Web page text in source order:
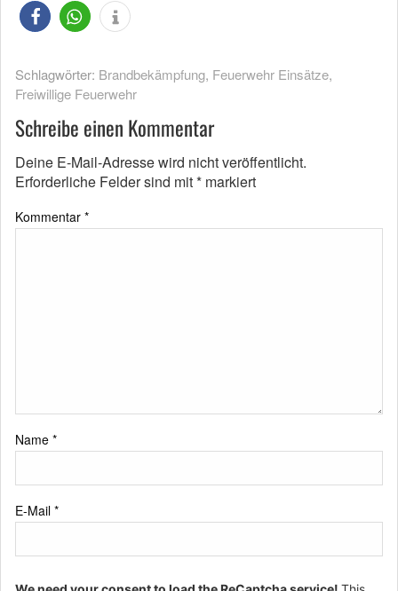
Schlagwörter: Brandbekämpfung, Feuerwehr Einsätze,
Freiwillige Feuerwehr
Schreibe einen Kommentar
Deine E-Mail-Adresse wird nicht veröffentlicht.
Erforderliche Felder sind mit* markiert
Kommentar *
Name *
E-Mail *